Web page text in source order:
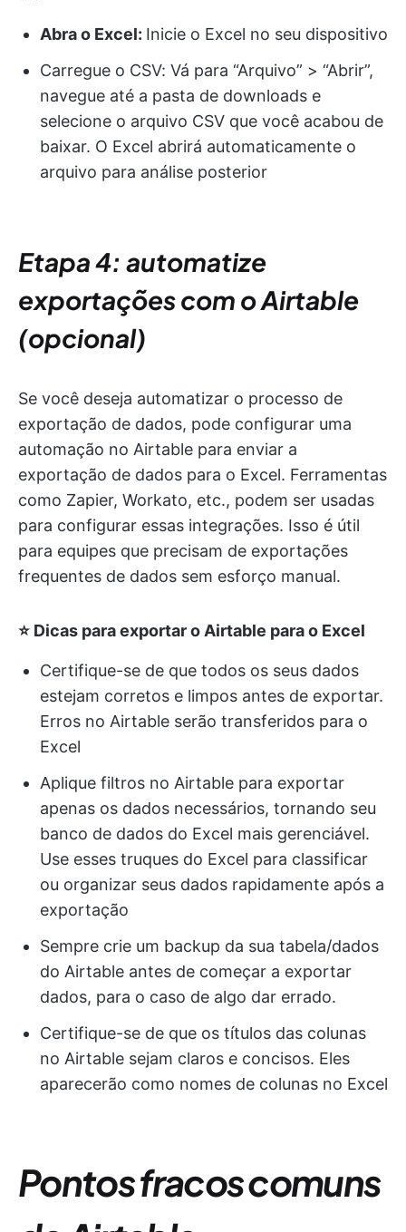
Abra o Excel: Inicie o Excel no seu dispositivo
Carregue o CSV: Vá para “Arquivo” > “Abrir”,
navegue até a pasta de downloads e
selecione o arquivo CSV que você acabou de
baixar. O Excel abrirá automaticamente o
arquivo para análise posterior
Etapa 4: automatize
exportações com o Airtable
(opcional)
Se você deseja automatizar o processo de
exportação de dados, pode configurar uma
automação no Airtable para enviar a
exportação de dados para o Excel. Ferramentas
como Zapier, Workato, etc., podem ser usadas
para configurar essas integrações. Isso é útil
para equipes que precisam de exportações
frequentes de dados sem esforço manual.
⭐️ Dicas para exportar o Airtable para o Excel
Certifique-se de que todos os seus dados
estejam corretos e limpos antes de exportar.
Erros no Airtable serão transferidos para o
Excel
Aplique filtros no Airtable para exportar
apenas os dados necessários, tornando seu
banco de dados do Excel mais gerenciável.
Use esses truques do Excel para classificar
ou organizar seus dados rapidamente após a
exportação
Sempre crie um backup da sua tabela/dados
do Airtable antes de começar a exportar
dados, para o caso de algo dar errado.
Certifique-se de que os títulos das colunas
no Airtable sejam claros e concisos. Eles
aparecerão como nomes de colunas no Excel
Pontos fracos comuns